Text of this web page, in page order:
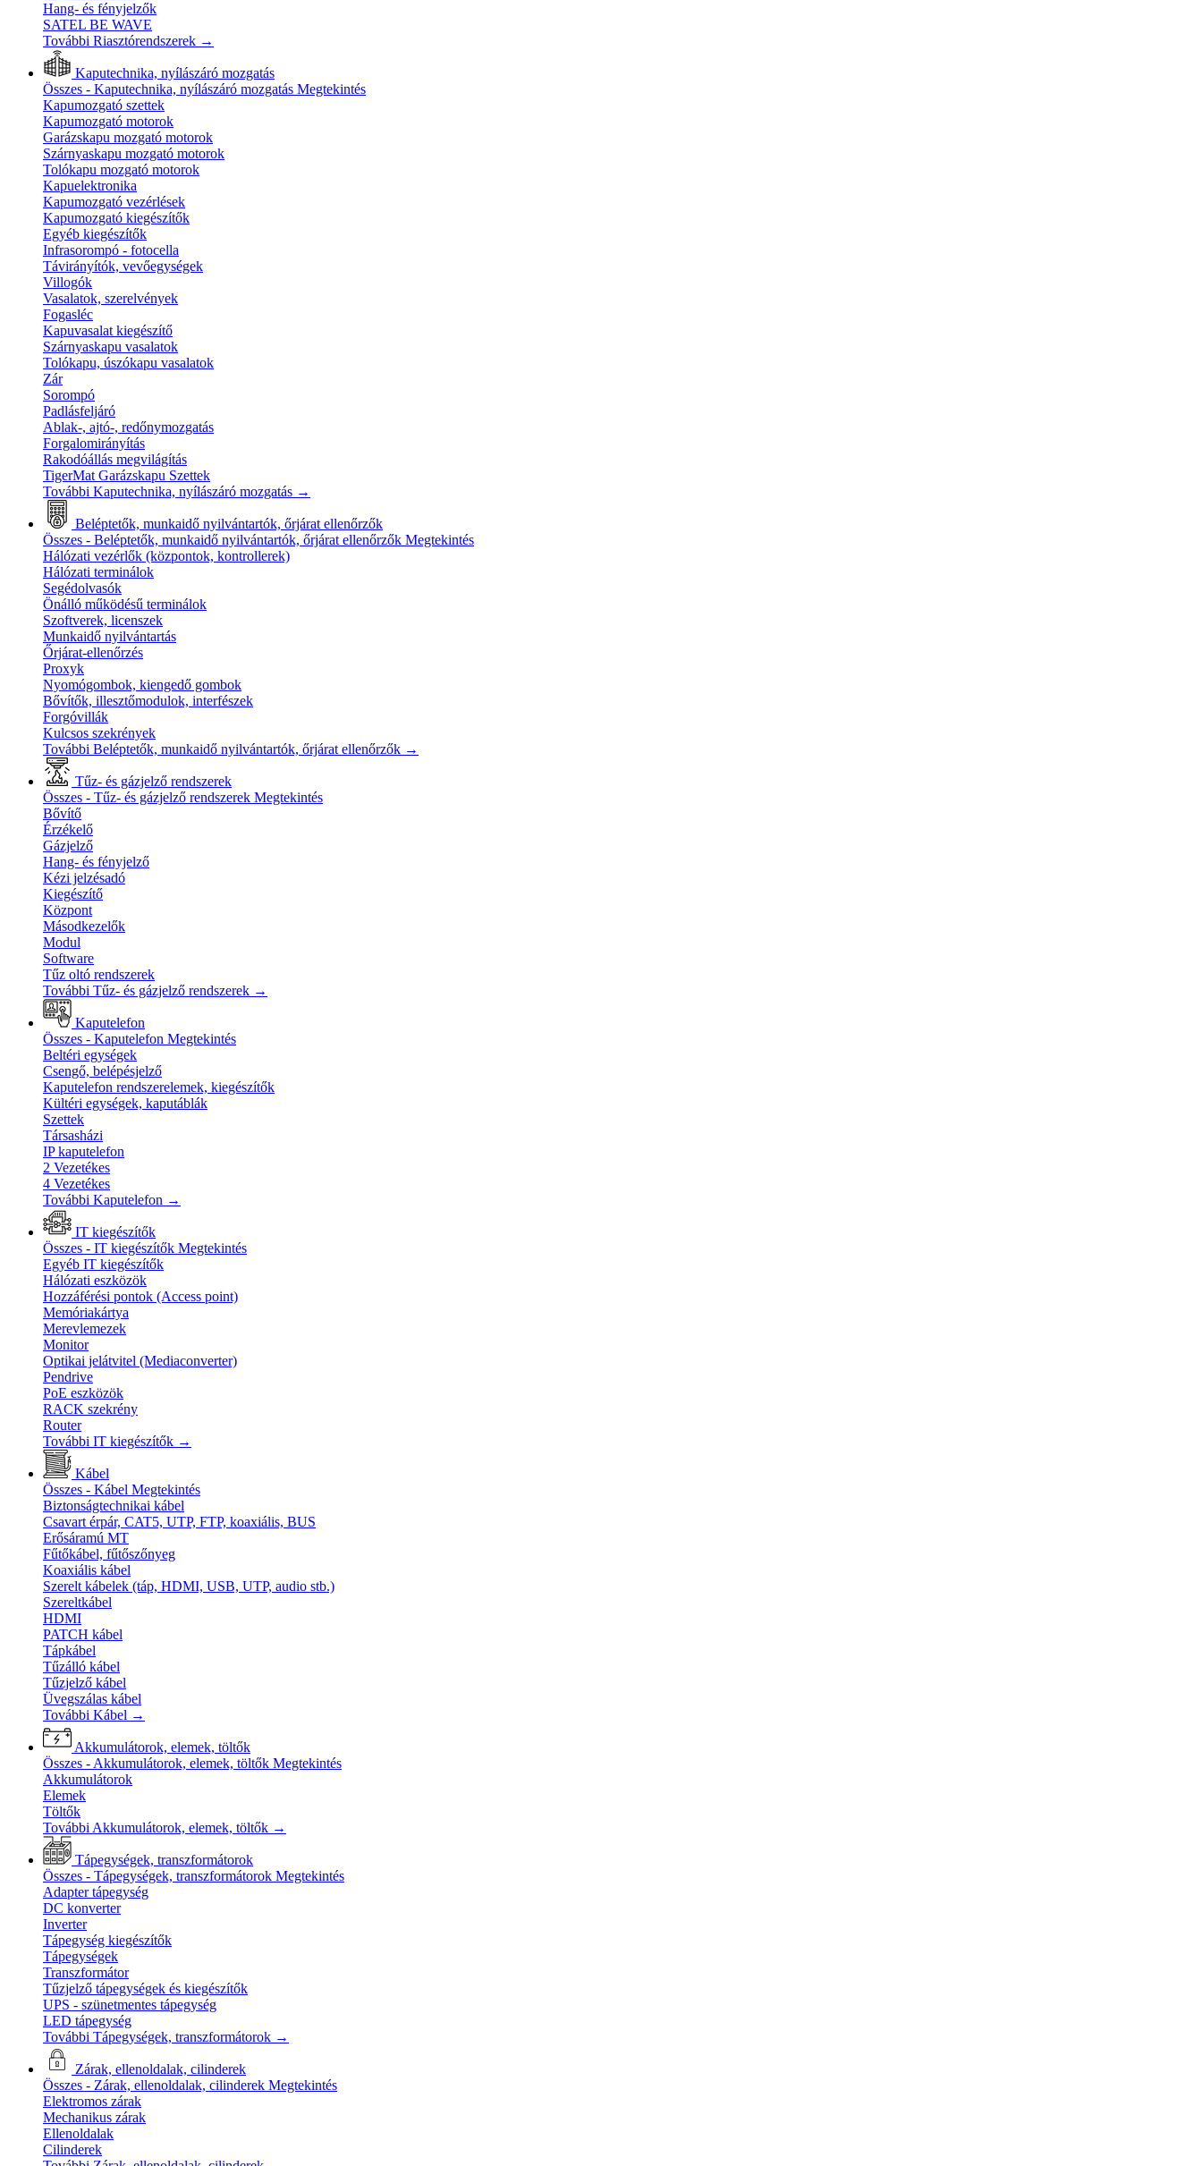
Hang- és fényjelzők
SATEL BE WAVE
További Riasztórendszerek →
Kaputechnika, nyílászáró mozgatás
Összes - Kaputechnika, nyílászáró mozgatás Megtekintés
Kapumozgató szettek
Kapumozgató motorok
Garázskapu mozgató motorok
Szárnyaskapu mozgató motorok
Tolókapu mozgató motorok
Kapuelektronika
Kapumozgató vezérlések
Kapumozgató kiegészítők
Egyéb kiegészítők
Infrasorompó - fotocella
Távirányítók, vevőegységek
Villogók
Vasalatok, szerelvények
Fogasléc
Kapuvasalat kiegészítő
Szárnyaskapu vasalatok
Tolókapu, úszókapu vasalatok
Zár
Sorompó
Padlásfeljáró
Ablak-, ajtó-, redőnymozgatás
Forgalomirányítás
Rakodóállás megvilágítás
TigerMat Garázskapu Szettek
További Kaputechnika, nyílászáró mozgatás →
Beléptetők, munkaidő nyilvántartók, őrjárat ellenőrzők
Összes - Beléptetők, munkaidő nyilvántartók, őrjárat ellenőrzők Megtekintés
Hálózati vezérlők (központok, kontrollerek)
Hálózati terminálok
Segédolvasók
Önálló működésű terminálok
Szoftverek, licenszek
Munkaidő nyilvántartás
Őrjárat-ellenőrzés
Proxyk
Nyomógombok, kiengedő gombok
Bővítők, illesztőmodulok, interfészek
Forgóvillák
Kulcsos szekrények
További Beléptetők, munkaidő nyilvántartók, őrjárat ellenőrzők →
Tűz- és gázjelző rendszerek
Összes - Tűz- és gázjelző rendszerek Megtekintés
Bővítő
Érzékelő
Gázjelző
Hang- és fényjelző
Kézi jelzésadó
Kiegészítő
Központ
Másodkezelők
Modul
Software
Tűz oltó rendszerek
További Tűz- és gázjelző rendszerek →
Kaputelefon
Összes - Kaputelefon Megtekintés
Beltéri egységek
Csengő, belépésjelző
Kaputelefon rendszerelemek, kiegészítők
Kültéri egységek, kaputáblák
Szettek
Társasházi
IP kaputelefon
2 Vezetékes
4 Vezetékes
További Kaputelefon →
IT kiegészítők
Összes - IT kiegészítők Megtekintés
Egyéb IT kiegészítők
Hálózati eszközök
Hozzáférési pontok (Access point)
Memóriakártya
Merevlemezek
Monitor
Optikai jelátvitel (Mediaconverter)
Pendrive
PoE eszközök
RACK szekrény
Router
További IT kiegészítők →
Kábel
Összes - Kábel Megtekintés
Biztonságtechnikai kábel
Csavart érpár, CAT5, UTP, FTP, koaxiális, BUS
Erősáramú MT
Fűtőkábel, fűtőszőnyeg
Koaxiális kábel
Szerelt kábelek (táp, HDMI, USB, UTP, audio stb.)
Szereltkábel
HDMI
PATCH kábel
Tápkábel
Tűzálló kábel
Tűzjelző kábel
Üvegszálas kábel
További Kábel →
Akkumulátorok, elemek, töltők
Összes - Akkumulátorok, elemek, töltők Megtekintés
Akkumulátorok
Elemek
Töltők
További Akkumulátorok, elemek, töltők →
Tápegységek, transzformátorok
Összes - Tápegységek, transzformátorok Megtekintés
Adapter tápegység
DC konverter
Inverter
Tápegység kiegészítők
Tápegységek
Transzformátor
Tűzjelző tápegységek és kiegészítők
UPS - szünetmentes tápegység
LED tápegység
További Tápegységek, transzformátorok →
Zárak, ellenoldalak, cilinderek
Összes - Zárak, ellenoldalak, cilinderek Megtekintés
Elektromos zárak
Mechanikus zárak
Ellenoldalak
Cilinderek